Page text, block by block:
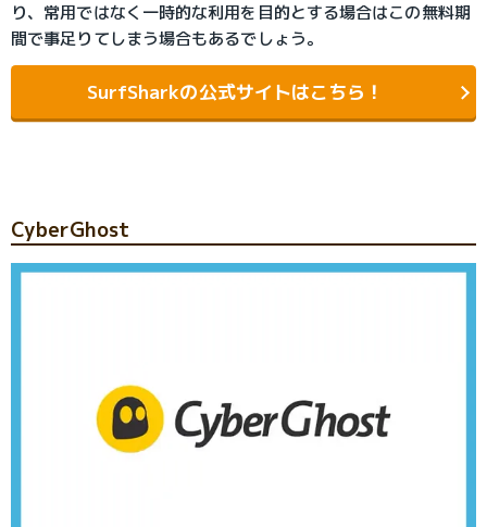
り、常用ではなく一時的な利用を目的とする場合はこの無料期
間で事足りてしまう場合もあるでしょう。
SurfSharkの公式サイトはこちら！
CyberGhost